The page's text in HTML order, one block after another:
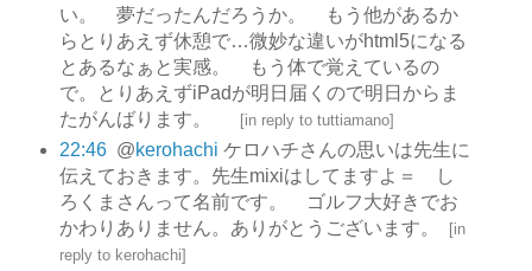
い。 夢だったんだろうか。 もう他があるか
らとりあえず休憩で…微妙な違いがhtml5になる
とあるなぁと実感。 もう体で覚えているの
で。とりあえずiPadが明日届くので明日からま
たがんばります。
[in reply to tuttiamano]
22:46 @kerohachi ケロハチさんの思いは先生に
伝えておきます。先生mixiはしてますよ＝ し
ろくまさんって名前です。 ゴルフ大好きでお
かわりありません。ありがとうございます。
[in
reply to kerohachi]